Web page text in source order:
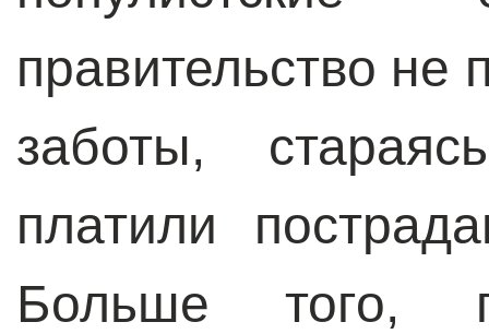
правительство не
заботы,
платили
Больше того,